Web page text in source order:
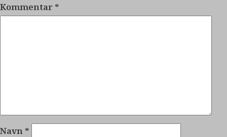
Kommentar *
Navn *